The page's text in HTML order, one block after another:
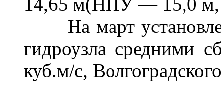
На март
гидроузла средними
куб.м/с,